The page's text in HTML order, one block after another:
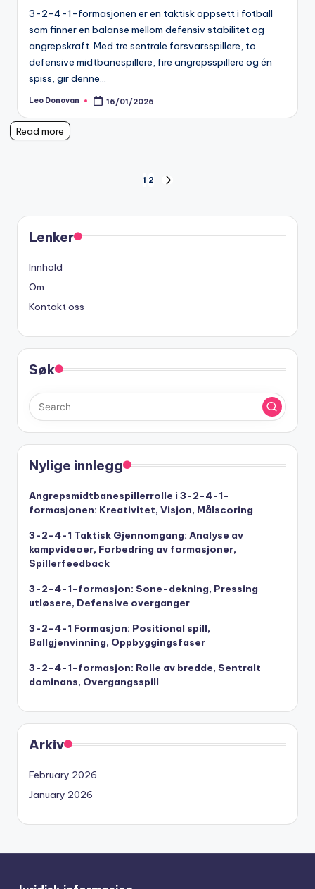
3-2-4-1-formasjonen er en taktisk oppsett i fotball
som finner en balanse mellom defensiv stabilitet og
angrepskraft. Med tre sentrale forsvarsspillere, to
defensive midtbanespillere, fire angrepsspillere og én
spiss, gir denne…
Posted
Leo Donovan 16/01/2026
Read more
pagination
1 2
Lenker
Innhold
Om
Kontakt oss
Søk
Nylige innlegg
Angrepsmidtbanespillerrolle i 3-2-4-1-
formasjonen: Kreativitet, Visjon, Målscoring
3-2-4-1 Taktisk Gjennomgang: Analyse av
kampvideoer, Forbedring av formasjoner,
Spillerfeedback
3-2-4-1-formasjon: Sone-dekning, Pressing
utløsere, Defensive overganger
3-2-4-1 Formasjon: Positional spill,
Ballgjenvinning, Oppbyggingsfaser
3-2-4-1-formasjon: Rolle av bredde, Sentralt
dominans, Overgangsspill
Arkiv
February 2026
January 2026